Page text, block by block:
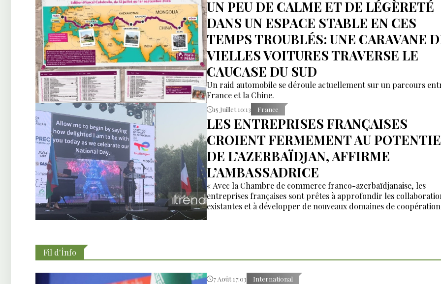
UN PEU DE CALME ET DE LÉGÈRETÉ
DANS UN ESPACE STABLE EN CES
TEMPS TROUBLÉS: UNE CARAVANE
VIELLES VOITURES TRAVERSE LE
CAUCASE DU SUD
Un raid automobile se déroule actuellement sur un parcours
France et la Chine.
15 Juillet 10:13 France
LES ENTREPRISES FRANÇAISES
CROIENT FERMEMENT AU
DE L’AZERBAÏDJAN, AFFIRME
L’AMBASSADRICE
« Avec la Chambre de commerce franco-azerbaïdjanaise, les
entreprises françaises sont prêtes à approfondir les
existantes et à développer de nouveaux domaines de
Fil d'İnfo
7 Août 17:03 International